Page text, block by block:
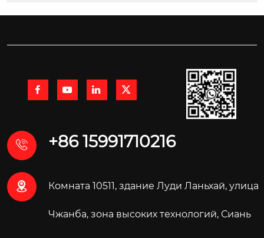
   
 +86 15991710216
 Комната 10511, здание Луди Ланьхай, улица
Чжанба, зона высоких технологий, Сиань